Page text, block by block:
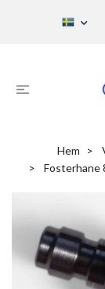
Hem
Fosterhane